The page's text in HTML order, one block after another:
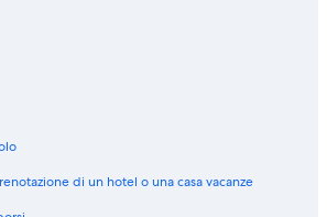
di un hotel o una casa vacanze